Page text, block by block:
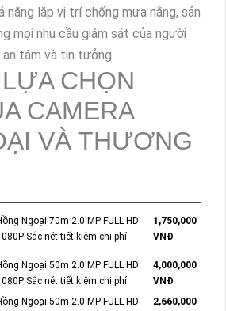
năng lắp vị trí chống mưa nắng, sản
mọi nhu cầu giám sát của người
an tâm và tin tưởng.
CHỌN
CAMERA
VÀ THƯƠNG
Ngoại 70m 2.0 MP FULL HD
Sắc nét tiết kiệm chi phí
1,750,000
VNĐ
Ngoại 50m 2.0 MP FULL HD
Sắc nét tiết kiệm chi phí
4,000,000
VNĐ
Ngoại 50m 2.0 MP FULL HD
2,660,000